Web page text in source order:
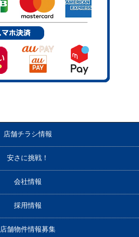
店舗チラシ情報
安さに挑戦！
会社情報
採用情報
店舗物件情報募集